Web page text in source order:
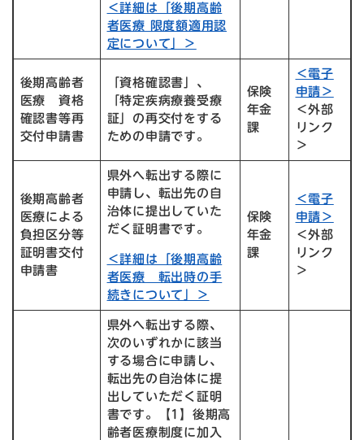
＜詳細は「後期高齢
者医療 限度額適用認
定について」＞
後期高齢者
医療 資格
確認書等再
交付申請書
「資格確認書」、
「特定疾病療養受療
証」の再交付をする
ための申請です。
保険
年金
課
＜電子
申請＞
＜外部
リンク
＞
後期高齢者
医療による
負担区分等
証明書交付
申請書
県外へ転出する際に
申請し、転出先の自
治体に提出していた
だく証明書です。
＜詳細は「後期高齢
者医療 転出時の手
続きについて」＞
保険
年金
課
＜電子
申請＞
＜外部
リンク
＞
県外へ転出する際、
次のいずれかに該当
する場合に申請し、
転出先の自治体に提
出していただく証明
書です。【1】後期高
齢者医療制度に加入